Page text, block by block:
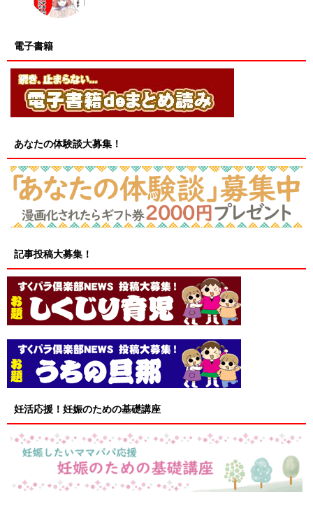
電子書籍
あなたの体験談大募集！
記事投稿大募集！
妊活応援！妊娠のための基礎講座